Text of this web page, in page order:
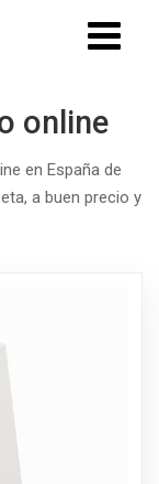
online
en España de
a buen precio y